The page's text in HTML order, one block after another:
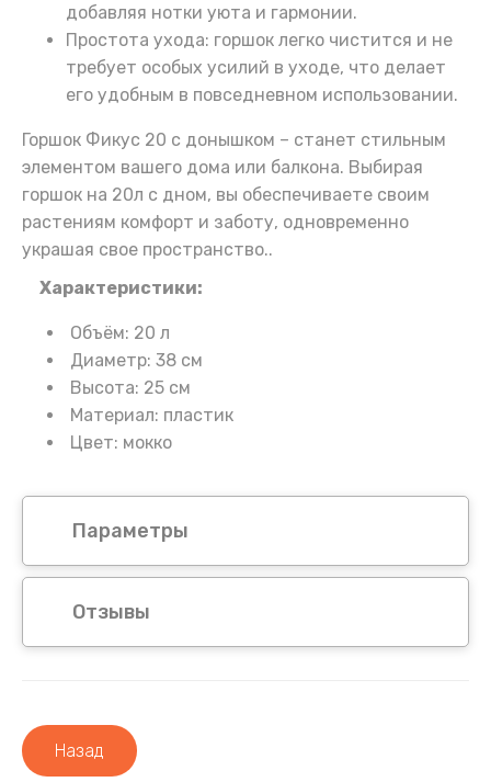
добавляя нотки уюта и гармонии.
Простота ухода: горшок легко чистится и не
требует особых усилий в уходе, что делает
его удобным в повседневном использовании.
Горшок Фикус 20 с донышком – станет стильным
элементом вашего дома или балкона. Выбирая
горшок на 20л с дном, вы обеспечиваете своим
растениям комфорт и заботу, одновременно
украшая свое пространство..
Характеристики:
Объём: 20 л
Диаметр: 38 см
Высота: 25 см
Материал: пластик
Цвет: мокко
Параметры
Отзывы
Назад